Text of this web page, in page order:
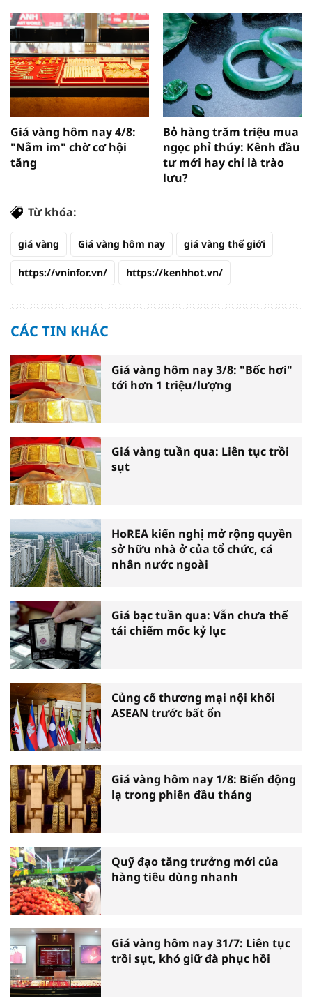
Giá vàng hôm nay 4/8:
"Nằm im" chờ cơ hội
tăng
Bỏ hàng trăm triệu mua
ngọc phỉ thúy: Kênh đầu
tư mới hay chỉ là trào
lưu?
Từ khóa:
giá vàng Giá vàng hôm nay giá vàng thế giới
https://vninfor.vn/ https://kenhhot.vn/
CÁC TIN KHÁC
Giá vàng hôm nay 3/8: "Bốc hơi"
tới hơn 1 triệu/lượng
Giá vàng tuần qua: Liên tục trồi
sụt
HoREA kiến nghị mở rộng quyền
sở hữu nhà ở của tổ chức, cá
nhân nước ngoài
Giá bạc tuần qua: Vẫn chưa thể
tái chiếm mốc kỷ lục
Củng cố thương mại nội khối
ASEAN trước bất ổn
Giá vàng hôm nay 1/8: Biến động
lạ trong phiên đầu tháng
Quỹ đạo tăng trưởng mới của
hàng tiêu dùng nhanh
Giá vàng hôm nay 31/7: Liên tục
trồi sụt, khó giữ đà phục hồi